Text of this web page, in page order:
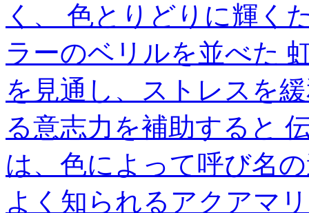
く、 色とりどりに輝く
ラーのベリルを並べた
を見通し、ストレスを
る意志力を補助すると
は、色によって呼び名
よく知られるアクアマ